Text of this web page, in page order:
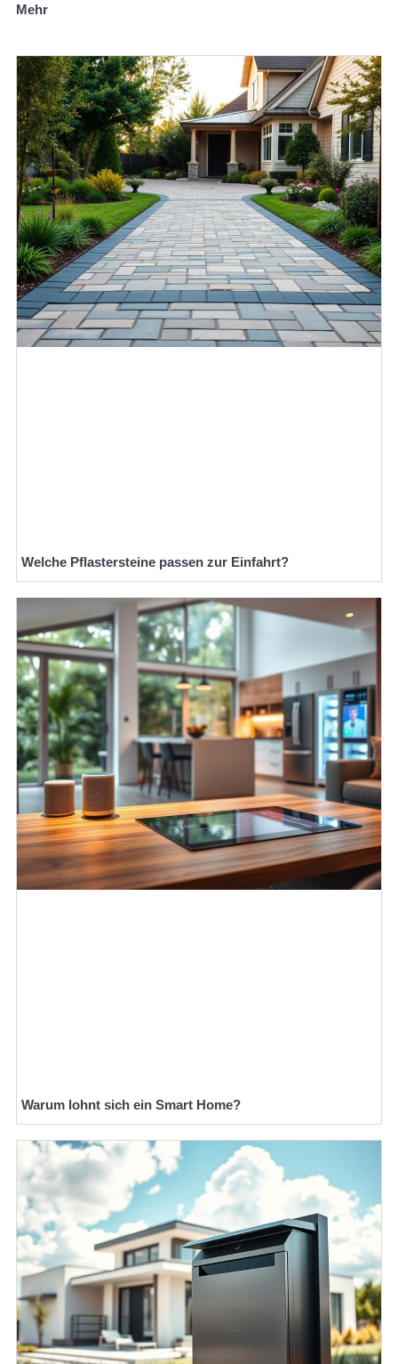
Mehr
Welche Pflastersteine passen zur Einfahrt?
Warum lohnt sich ein Smart Home?